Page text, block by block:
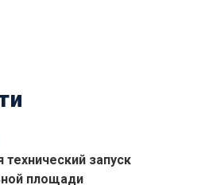
технический запуск
площади